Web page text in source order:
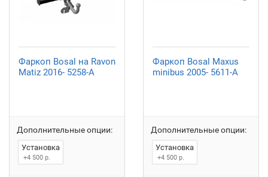
Фаркоп Bosal на Ravon
Matiz 2016- 5258-A
Дополнительные опции:
Установка
+4 500 р.
Фаркоп Bosal Maxus
minibus 2005- 5611-A
Дополнительные опции:
Установка
+4 500 р.